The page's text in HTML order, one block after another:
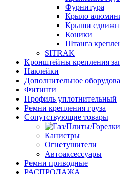
Фурнитура
Крыло
Крыши
Коники
Штанга
SITRAK
Кронштейны крепления
Наклейки
Дополнительное
Фитинги
Профиль уплотнительный
Ремни крепления груза
Сопутствующие товары
Канистры
Огнетушители
Автоаксессуары
Ремни приводные
РАСПРОДАЖА